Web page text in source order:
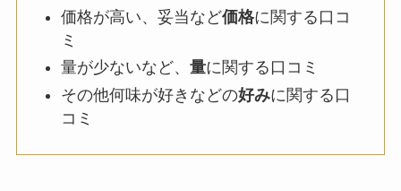
価格が高い、妥当など価格に関する口コ
ミ
量が少ないなど、量に関する口コミ
その他何味が好きなどの好みに関する口
コミ